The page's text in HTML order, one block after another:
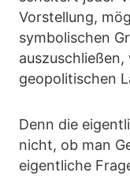
Vorstellung,
symbolischen
geopolitischen
Denn die
nicht, ob man
eigentliche